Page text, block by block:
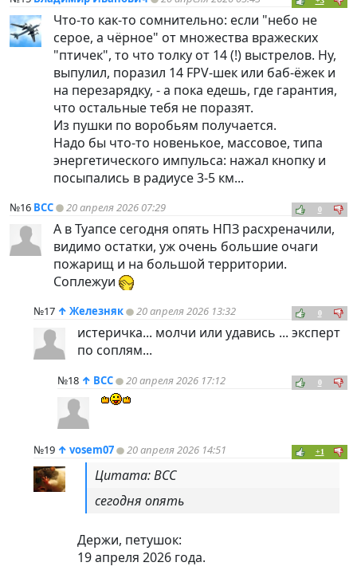
Что-то как-то сомнительно: если "небо не
серое, а чёрное" от множества вражеских
"птичек", то что толку от 14 (!) выстрелов. Ну,
выпулил, поразил 14 FPV-шек или баб-ёжек и
на перезарядку, - а пока едешь, где гарантия,
что остальные тебя не поразят.
Из пушки по воробьям получается.
Надо бы что-то новенькое, массовое, типа
энергетического импульса: нажал кнопку и
посыпались в радиусе 3-5 км...
№16 ВСС 20 апреля 2026 07:29 0
А в Туапсе сегодня опять НПЗ расхреначили,
видимо остатки, уж очень большие очаги
пожарищ и на большой территории.
Соплежуи
№17 ↑ Железняк 20 апреля 2026 13:32 0
истеричка... молчи или удавись ... эксперт
по соплям...
№18 ↑ ВСС 20 апреля 2026 17:12 0
№19 ↑ vosem07 20 апреля 2026 14:51 +1
Цитата: ВСС
сегодня опять
Держи, петушок:
19 апреля 2026 года.